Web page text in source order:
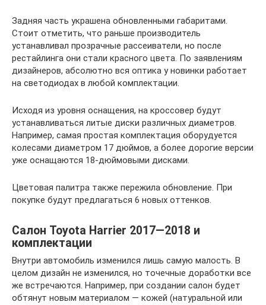
Задняя часть украшена обновленными габаритами.
Стоит отметить, что раньше производитель
устанавливал прозрачные рассеиватели, но после
рестайлинга они стали красного цвета. По заявлениям
дизайнеров, абсолютно вся оптика у новинки работает
на светодиодах в любой комплектации.
Исходя из уровня оснащения, на кроссовер будут
устанавливаться литые диски различных диаметров.
Например, самая простая комплектация оборудуется
колесами диаметром 17 дюймов, а более дорогие версии
уже оснащаются 18-дюймовыми дисками.
Цветовая палитра также пережила обновление. При
покупке будут предлагаться 6 новых оттенков.
Салон Toyota Harrier 2017—2018 и
комплектации
Внутри автомобиль изменился лишь самую малость. В
целом дизайн не изменился, но точечные доработки все
же встречаются. Например, при создании салон будет
обтянут новым материалом — кожей (натуральной или